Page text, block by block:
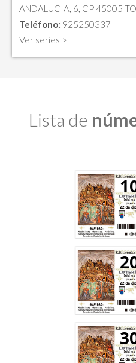
ANDALUCIA, 6, CP 45005
Teléfono: 925250337
Ver series >
Lista de